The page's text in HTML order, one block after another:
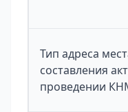
Тип адреса
составления
проведении